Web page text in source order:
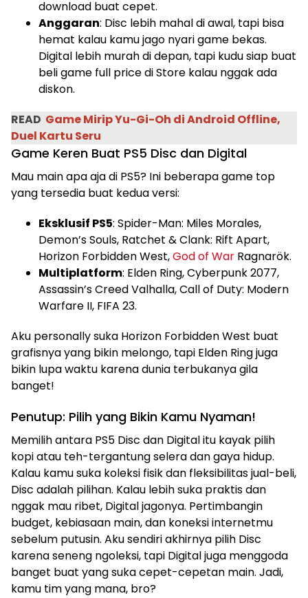
download buat cepet.
Anggaran: Disc lebih mahal di awal, tapi bisa
hemat kalau kamu jago nyari game bekas.
Digital lebih murah di depan, tapi kudu siap buat
beli game full price di Store kalau nggak ada
diskon.
READ Game Mirip Yu-Gi-Oh di Android Offline,
Duel Kartu Seru
Game Keren Buat PS5 Disc dan Digital
Mau main apa aja di PS5? Ini beberapa game top
yang tersedia buat kedua versi:
Eksklusif PS5: Spider-Man: Miles Morales,
Demon’s Souls, Ratchet & Clank: Rift Apart,
Horizon Forbidden West,God of War Ragnarök.
Multiplatform: Elden Ring, Cyberpunk 2077,
Assassin’s Creed Valhalla, Call of Duty: Modern
Warfare II, FIFA 23.
Aku personally suka Horizon Forbidden West buat
grafisnya yang bikin melongo, tapi Elden Ring juga
bikin lupa waktu karena dunia terbukanya gila
banget!
Penutup: Pilih yang Bikin Kamu Nyaman!
Memilih antara PS5 Disc dan Digital itu kayak pilih
kopi atau teh-tergantung selera dan gaya hidup.
Kalau kamu suka koleksi fisik dan fleksibilitas jual-beli,
Disc adalah pilihan. Kalau lebih suka praktis dan
nggak mau ribet, Digital jagonya. Pertimbangin
budget, kebiasaan main, dan koneksi internetmu
sebelum putusin. Aku sendiri akhirnya pilih Disc
karena seneng ngoleksi, tapi Digital juga menggoda
banget buat yang suka cepet-cepetan main. Jadi,
kamu tim yang mana, bro?